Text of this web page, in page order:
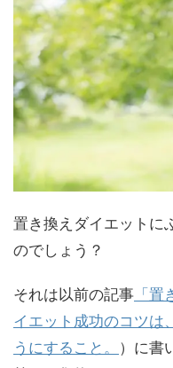
置き換えダイエットに
のでしょう？
それは以前の記事 「
イエット成功のコツは
うにすること。 ）に書